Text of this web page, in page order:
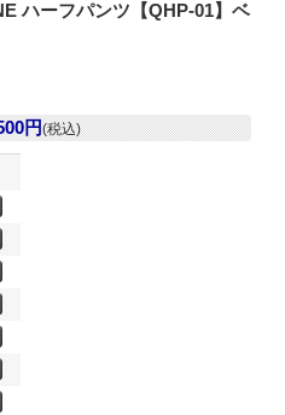
ハーフパンツ【QHP-01】ベ
円(税込)